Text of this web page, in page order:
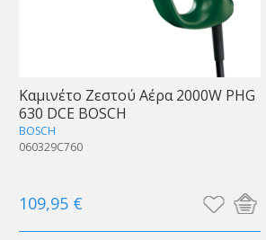
Καμινέτο Ζεστού Αέρα 2000W PHG
630 DCE BOSCH
BOSCH
060329C760
109,95 €